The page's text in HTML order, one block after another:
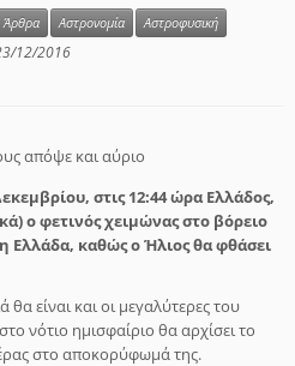
Άρθρα Αστρονομία
Αστροφυσική
12/2016
στις 12:44 ώρα Ελλάδος,
ο φετινός χειμώνας στο βόρειο
Ελλάδα, καθώς ο Ήλιος θα φθάσει
είναι και οι μεγαλύτερες του
νότιο ημισφαίριο θα αρχίσει το
στο αποκορύφωμά της.